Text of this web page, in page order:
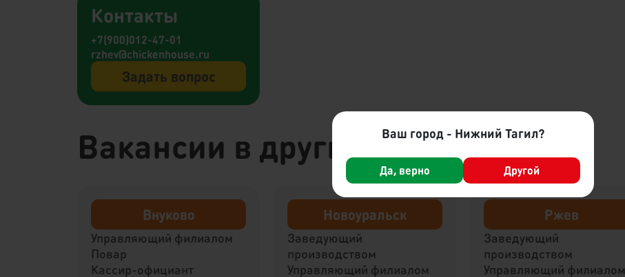
Ваш город - Нижний Тагил?
Да, верно Другой
Контакты
+7(900)012-47-01
rzhev@chickenhouse.ru
Задать вопрос
Вакансии в других городах
Внуково
Управляющий филиалом
Повар
Кассир-официант
Новоуральск
Заведующий
производством
Управляющий филиалом
Ржев
Заведующий
производством
Управляющий филиалом